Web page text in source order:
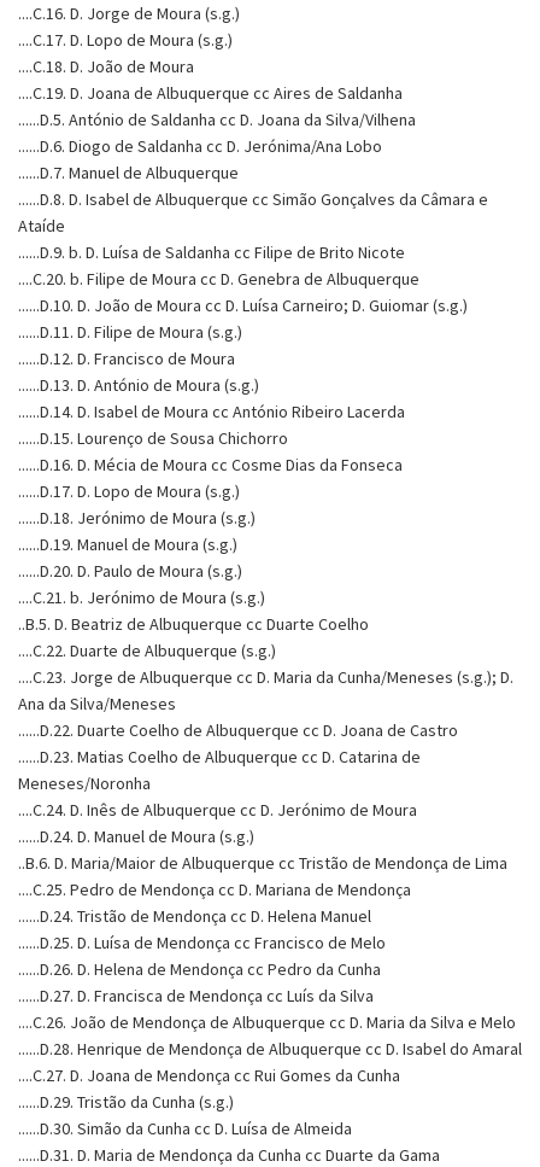
....C.16. D. Jorge de Moura (s.g.)
....C.17. D. Lopo de Moura (s.g.)
....C.18. D. João de Moura
....C.19. D. Joana de Albuquerque cc Aires de Saldanha
......D.5. António de Saldanha cc D. Joana da Silva/Vilhena
......D.6. Diogo de Saldanha cc D. Jerónima/Ana Lobo
......D.7. Manuel de Albuquerque
......D.8. D. Isabel de Albuquerque cc Simão Gonçalves da Câmara e
Ataíde
......D.9. b. D. Luísa de Saldanha cc Filipe de Brito Nicote
....C.20. b. Filipe de Moura cc D. Genebra de Albuquerque
......D.10. D. João de Moura cc D. Luísa Carneiro; D. Guiomar (s.g.)
......D.11. D. Filipe de Moura (s.g.)
......D.12. D. Francisco de Moura
......D.13. D. António de Moura (s.g.)
......D.14. D. Isabel de Moura cc António Ribeiro Lacerda
......D.15. Lourenço de Sousa Chichorro
......D.16. D. Mécia de Moura cc Cosme Dias da Fonseca
......D.17. D. Lopo de Moura (s.g.)
......D.18. Jerónimo de Moura (s.g.)
......D.19. Manuel de Moura (s.g.)
......D.20. D. Paulo de Moura (s.g.)
....C.21. b. Jerónimo de Moura (s.g.)
..B.5. D. Beatriz de Albuquerque cc Duarte Coelho
....C.22. Duarte de Albuquerque (s.g.)
....C.23. Jorge de Albuquerque cc D. Maria da Cunha/Meneses (s.g.); D.
Ana da Silva/Meneses
......D.22. Duarte Coelho de Albuquerque cc D. Joana de Castro
......D.23. Matias Coelho de Albuquerque cc D. Catarina de
Meneses/Noronha
....C.24. D. Inês de Albuquerque cc D. Jerónimo de Moura
......D.24. D. Manuel de Moura (s.g.)
..B.6. D. Maria/Maior de Albuquerque cc Tristão de Mendonça de Lima
....C.25. Pedro de Mendonça cc D. Mariana de Mendonça
......D.24. Tristão de Mendonça cc D. Helena Manuel
......D.25. D. Luísa de Mendonça cc Francisco de Melo
......D.26. D. Helena de Mendonça cc Pedro da Cunha
......D.27. D. Francisca de Mendonça cc Luís da Silva
....C.26. João de Mendonça de Albuquerque cc D. Maria da Silva e Melo
......D.28. Henrique de Mendonça de Albuquerque cc D. Isabel do Amaral
....C.27. D. Joana de Mendonça cc Rui Gomes da Cunha
......D.29. Tristão da Cunha (s.g.)
......D.30. Simão da Cunha cc D. Luísa de Almeida
......D.31. D. Maria de Mendonça da Cunha cc Duarte da Gama